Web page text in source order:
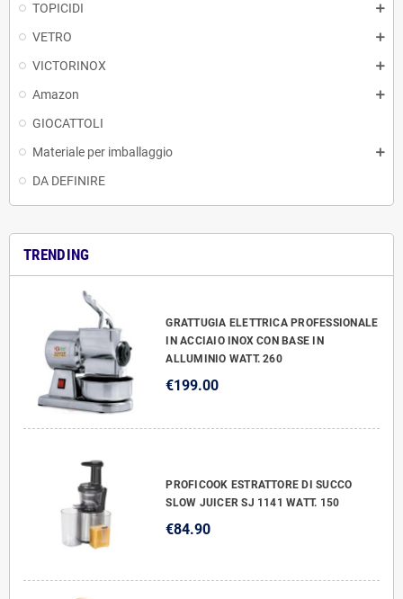
TOPICIDI
VETRO
VICTORINOX
Amazon
GIOCATTOLI
Materiale per imballaggio
DA DEFINIRE
TRENDING
GRATTUGIA ELETTRICA PROFESSIONALE
IN ACCIAIO INOX CON BASE IN
ALLUMINIO WATT. 260
€199.00
PROFICOOK ESTRATTORE DI SUCCO
SLOW JUICER SJ 1141 WATT. 150
€84.90